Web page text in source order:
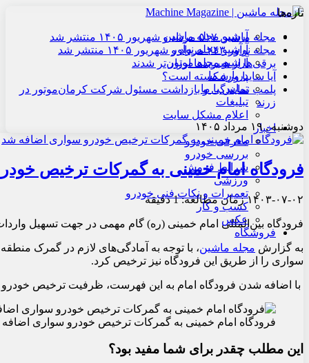
آرشیو مجله ماشین
آرشیو مجله نوآور
آرشیو مجله موتور
درباره ما
تماس با ما
تبلیغات
اعلام مشکل سایت
اخبار
معرفی خودرو
بررسی خودرو
شرایط فروش
ورزشی
تعمیرات و نکات فنی خودرو
کسب و کار
عکس
فروشگاه
تازه‌ها
مجله ماشین ۵۱۷ مرداد و شهریور ۱۴۰۵ منتشر شد
مجله نوآور ۲۴۳ مرداد و شهریور ۱۴۰۵ منتشر شد
برقی‌ها از هیبریدها ارزان‌تر شدند
آیا سایپا ورشکسته است؟
پلمب نمایندگی و بازداشت مسئول شرکت کرمان‌موتور در
زرند
دوشنبه , ۱۹ مرداد ۱۴۰۵
فرودگاه امام خمینی به گمرکات ترخیص
۱۴۰۳-۰۷-۰۲زمان مطالعه: 1 دقیقه
فرودگاه بین‌المللی امام خمینی (ره) گام مهمی در جهت تسهیل
به گزارش مجله ماشین، با توجه به آمادگی‌های لازم در گمرک
سواری را از طریق این فرودگاه نیز ترخیص کرد.
با اضافه شدن فرودگاه امام به این فهرست، ظرفیت ترخیص خودرو
فرودگاه امام خمینی به گمرکات ترخیص خودرو سواری
این مطلب چقدر برای شما مفید بود؟